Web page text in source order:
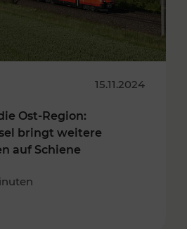
15.11.2024
Ost-Region:
bringt weitere
auf Schiene